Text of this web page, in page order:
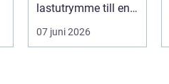
lastutrymme till en
lättjobbad yta.
Genom att dra ut
07 juni 2026